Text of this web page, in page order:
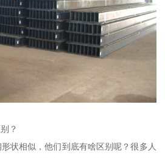
？
状相似，他们到底有啥区别呢？很多人